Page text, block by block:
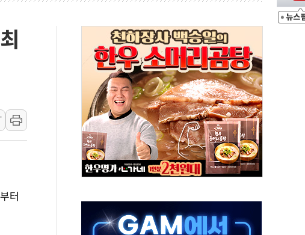
송영길·정청래·김민석 당대표 후보
인천 경선서 정청래에 승리...47.75% vs 42.08%
천 경선 결과 발표...김민석 47.75% 정청래 42.08%
선 결과 발표...김민석 45.09% 정청래 43.27% 송영길 11.63%
선 결과 발표...김민석 52.64% 정청래 39.89% 송영길 7.47%
일정(8.10~8.14)
만지작…공습 한계·탄약 부족 현실화
간당 최대 50㎜ 폭우…강원 동해안 강한 비 이어져
…60대 환경미화원 수거차에 치여 사망
흉기 난동…60대 남성 2명 숨져
에 손해 보는 일 없게"…'결혼 페널티' 22개 과제 손본다
터